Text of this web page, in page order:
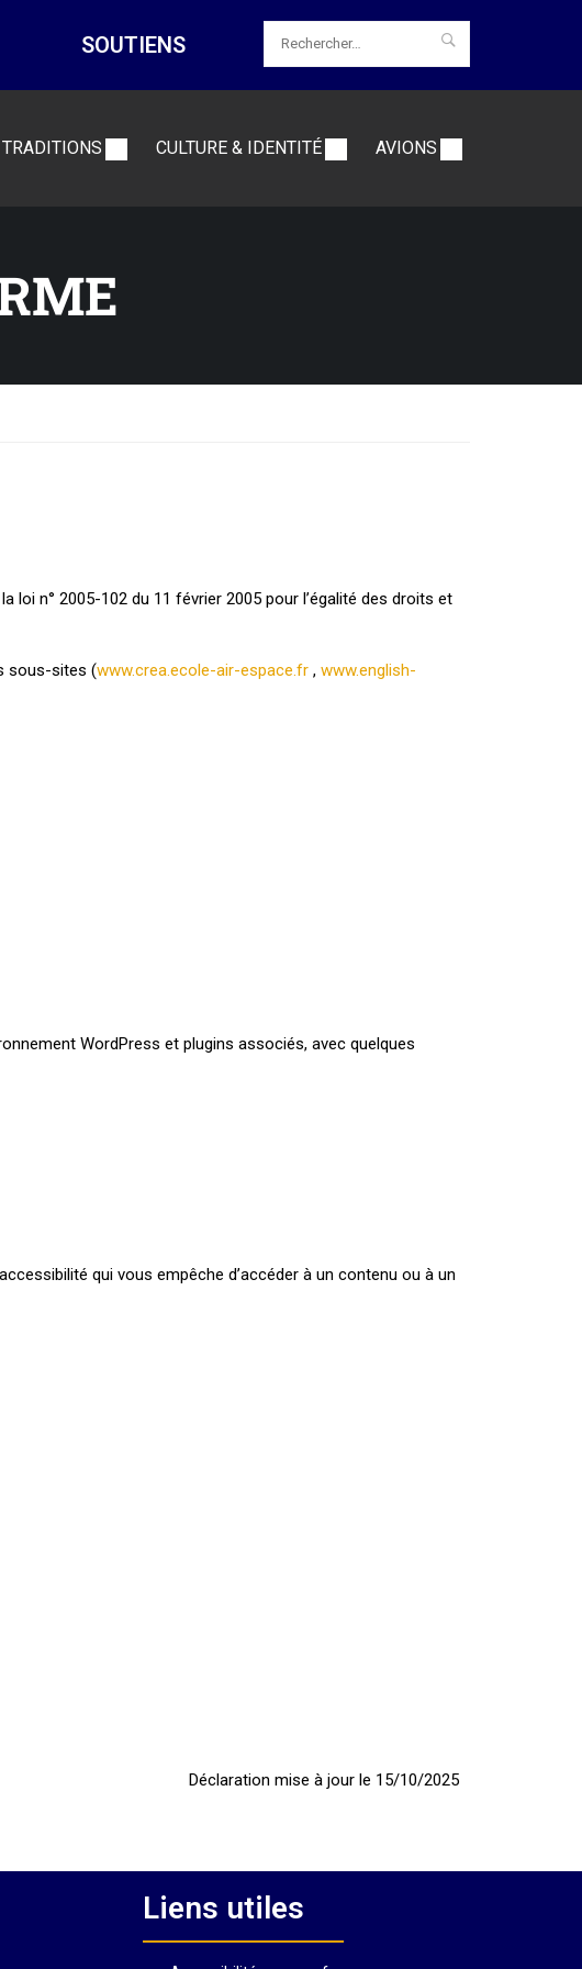
SOUTIENS
CULTURE & IDENTITÉ AVIONS
loi n° 2005-102 du 11 février 2005 pour l’égalité des droits et
sous-sites (www.crea.ecole-air-espace.fr , www.english-
WordPress et plugins associés, avec quelques
qui vous empêche d’accéder à un contenu ou à un
Déclaration mise à jour le 15/10/2025
Liens utiles